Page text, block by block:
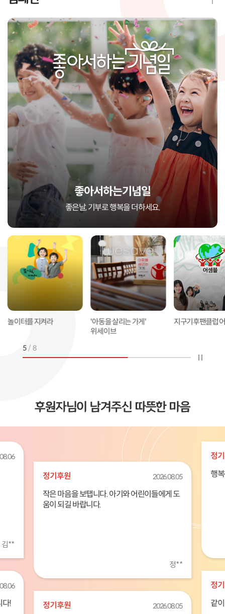
좋아서하는기념일
좋은날, 기부로 행복을 더하세요.
놀이터를 지켜라
'아동을 살리는 가게'
위세이브
지구기후팬클럽
5 / 8
후원자님이 남겨주신 따뜻한 마음
김**
다!
정기후원 2026.08.05
작은 마음을 보탭니다. 아기와 어린이들에게 도
움이 되길 바랍니다.
정**
정기후원 2026.08.05
정
행
정
같